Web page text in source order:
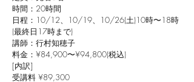
時間：20時間
日程：10/12、10/19、10/26(土)10時〜18時
(最終日17時まで)
講師：行村知穂子
料金：¥84,900〜¥94,800(税込)
[内訳]
受講料 ¥89,300